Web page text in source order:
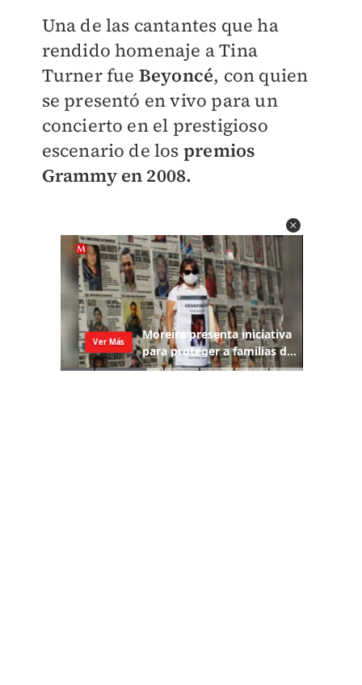
Una de las cantantes que ha
rendido homenaje a Tina
Turner fue Beyoncé, con quien
se presentó en vivo para un
concierto en el prestigioso
escenario de los premios
Grammy en 2008.